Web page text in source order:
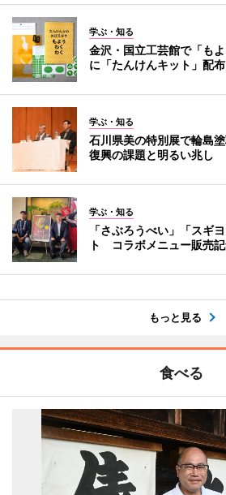
学ぶ・知る
金沢・国立工芸館で「も
に「たんけんキット」配布
学ぶ・知る
石川県美の特別展で輪島
復興の課題と明るい兆し
学ぶ・知る
「さぶろうべい」「スギ
ト コラボメニュー販売
もっと見る
食べる